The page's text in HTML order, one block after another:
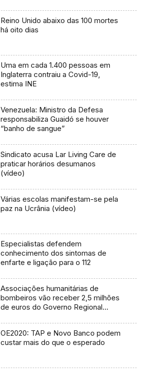
Reino Unido abaixo das 100 mortes
há oito dias
Uma em cada 1.400 pessoas em
Inglaterra contraiu a Covid-19,
estima INE
Venezuela: Ministro da Defesa
responsabiliza Guaidó se houver
“banho de sangue”
Sindicato acusa Lar Living Care de
praticar horários desumanos
(vídeo)
Várias escolas manifestam-se pela
paz na Ucrânia (vídeo)
Especialistas defendem
conhecimento dos sintomas de
enfarte e ligação para o 112
Associações humanitárias de
bombeiros vão receber 2,5 milhões
de euros do Governo Regional
OE2020: TAP e Novo Banco podem
custar mais do que o esperado